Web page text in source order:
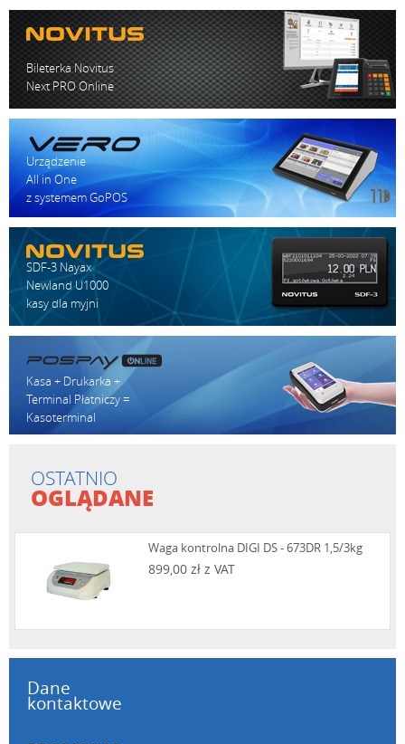
Bileterka Novitus
Next PRO Online
Urządzenie
All in One
z systemem GoPOS
SDF-3 Nayax
Newland U1000
kasy dla myjni
Kasa + Drukarka +
Terminal Płatniczy =
Kasoterminal
OSTATNIO
OGLĄDANE
Waga kontrolna DIGI DS - 673DR 1,5/3kg
899,00 zł z VAT
Dane
kontaktowe